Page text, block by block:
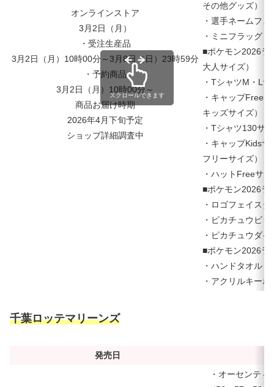
オンラインストア
3月2日（月）
・受注生産品
3月2日（月）10時00分～3月8日（日）23時59分
・予約商品
3月2日（月）10時00分～
商品お届け時期
2026年4月下旬予定
ショップ詳細調査中
その他グッズ）
・選手ネームフ
・ミニフラッグ
■ポケモン2026ラ
大人サイズ）
・TシャツM・L
・キャップFree
キッズサイズ）
・Tシャツ130サ
・キャップKids
フリーサイズ）
・ハットFreeサ
■ポケモン2026ラ
・ロゴフェイス
・ピカチュウビ
・ピカチュウダ
■ポケモン2026ラ
・ハンドタオル
・アクリルキー
スクロールできます
千葉ロッテマリーンズ
発売日
・オーセンティ